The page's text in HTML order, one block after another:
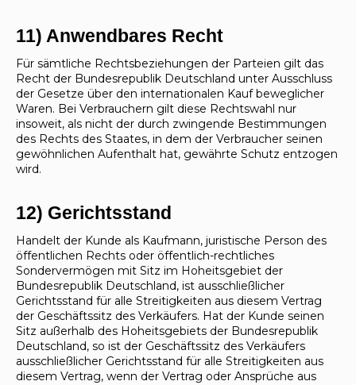
11) Anwendbares Recht
Für sämtliche Rechtsbeziehungen der Parteien gilt das
Recht der Bundesrepublik Deutschland unter Ausschluss
der Gesetze über den internationalen Kauf beweglicher
Waren. Bei Verbrauchern gilt diese Rechtswahl nur
insoweit, als nicht der durch zwingende Bestimmungen
des Rechts des Staates, in dem der Verbraucher seinen
gewöhnlichen Aufenthalt hat, gewährte Schutz entzogen
wird.
12) Gerichtsstand
Handelt der Kunde als Kaufmann, juristische Person des
öffentlichen Rechts oder öffentlich-rechtliches
Sondervermögen mit Sitz im Hoheitsgebiet der
Bundesrepublik Deutschland, ist ausschließlicher
Gerichtsstand für alle Streitigkeiten aus diesem Vertrag
der Geschäftssitz des Verkäufers. Hat der Kunde seinen
Sitz außerhalb des Hoheitsgebiets der Bundesrepublik
Deutschland, so ist der Geschäftssitz des Verkäufers
ausschließlicher Gerichtsstand für alle Streitigkeiten aus
diesem Vertrag, wenn der Vertrag oder Ansprüche aus